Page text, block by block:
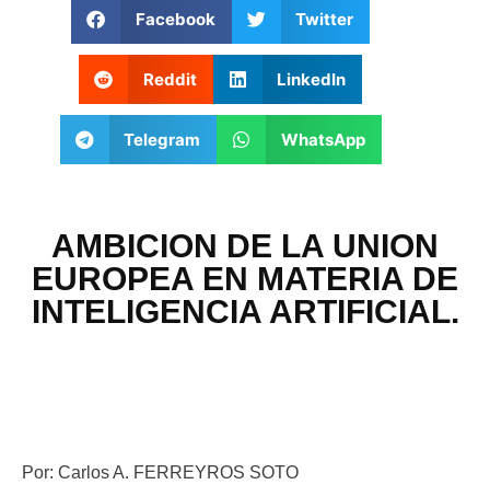
Facebook Twitter
Reddit LinkedIn
Telegram WhatsApp
AMBICION DE LA UNION
EUROPEA EN MATERIA DE
INTELIGENCIA ARTIFICIAL.
Por: Carlos A. FERREYROS SOTO